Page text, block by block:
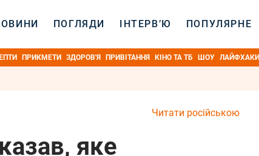
ПОГЛЯДИ ІНТЕРВ’Ю ПОПУЛЯРНЕ
ПРИКМЕТИ ЗДОРОВ'Я ПРИВІТАННЯ КІНО ТА ТБ ШОУ ЛАЙФХАКИ
Читати російською
яке